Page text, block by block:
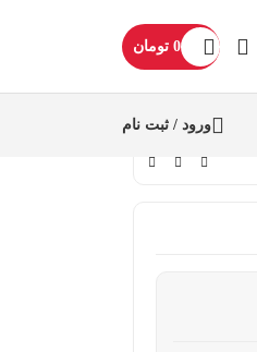
0 تومان
ورود / ثبت نام